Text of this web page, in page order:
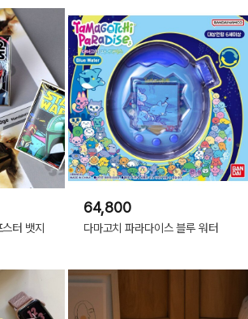
터 뱃지
64,800
다마고치 파라다이스 블루 워터